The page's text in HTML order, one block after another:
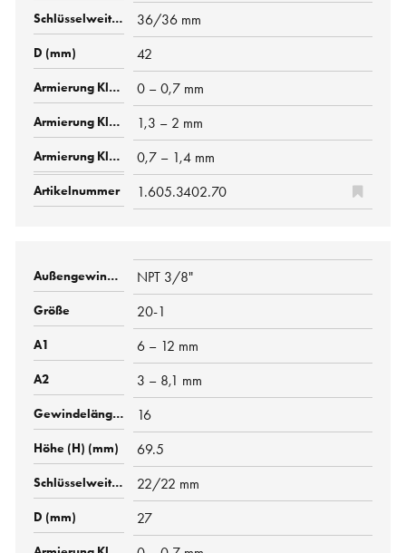
36/36 mm
42
0 – 0,7 mm
1,3 – 2 mm
0,7 – 1,4 mm
1.605.3402.70
NPT 3/8"
20-1
6 – 12 mm
3 – 8,1 mm
16
69.5
22/22 mm
27